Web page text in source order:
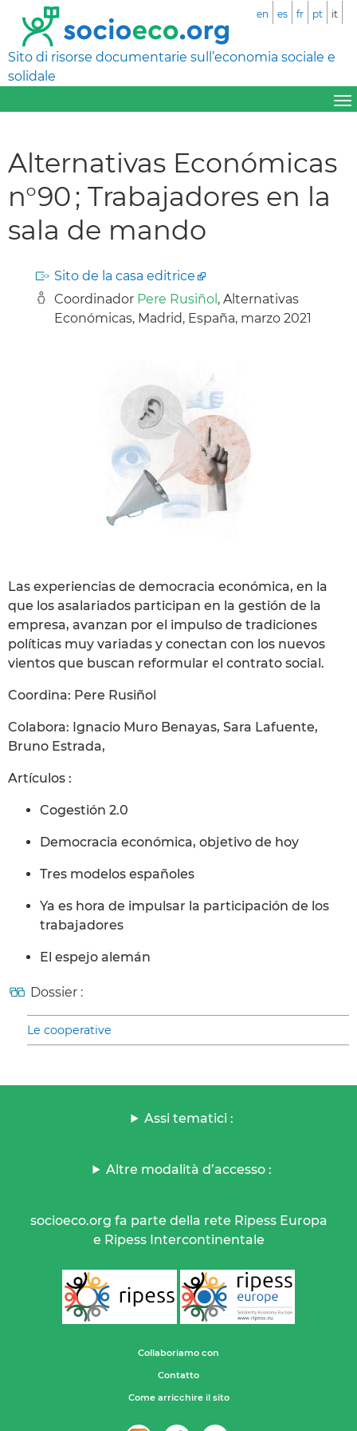
Sito di risorse documentarie sull’economia sociale e
solidale
en es fr pt it
Alternativas Económicas
n°90 ; Trabajadores en la
sala de mando
Sito de la casa editrice
Coordinador Pere Rusiñol , Alternativas
Económicas, Madrid, España, marzo 2021
Las experiencias de democracia económica, en la
que los asalariados participan en la gestión de la
empresa, avanzan por el impulso de tradiciones
políticas muy variadas y conectan con los nuevos
vientos que buscan reformular el contrato social.
Coordina: Pere Rusiñol
Colabora: Ignacio Muro Benayas, Sara Lafuente,
Bruno Estrada,
Artículos :
Cogestión 2.0
Democracia económica, objetivo de hoy
Tres modelos españoles
Ya es hora de impulsar la participación de los
trabajadores
El espejo alemán
Dossier :
Le cooperative
Assi tematici :
Altre modalità d’accesso :
socioeco.org fa parte della rete Ripess Europa
e Ripess Intercontinentale
Collaboriamo con
Contatto
Come arricchire il sito